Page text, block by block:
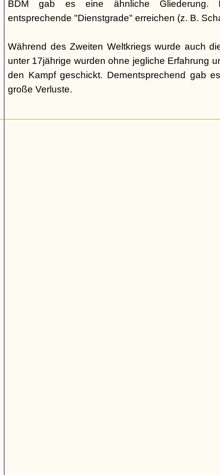
BDM gab es eine ähnliche Gliederung.
entsprechende "Dienstgrade" erreichen (z. B.
Während des Zweiten Weltkriegs wurde auch
unter 17jährige wurden ohne jegliche Erfahrung
den Kampf geschickt. Dementsprechend gab
große Verluste.